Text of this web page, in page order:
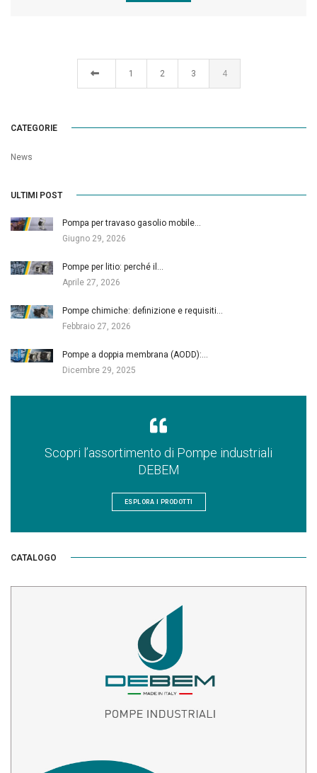
1 2 3 4
CATEGORIE
News
ULTIMI POST
Pompa per travaso gasolio mobile…
Giugno 29, 2026
Pompe per litio: perché il…
Aprile 27, 2026
Pompe chimiche: definizione e requisiti…
Febbraio 27, 2026
Pompe a doppia membrana (AODD):…
Dicembre 29, 2025
Scopri l’assortimento di Pompe industriali
DEBEM
ESPLORA I PRODOTTI
CATALOGO